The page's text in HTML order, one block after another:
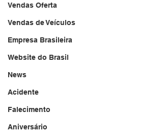
Vendas Oferta
Vendas de Veículos
Empresa Brasileira
Website do Brasil
News
Acidente
Falecimento
Aniversário